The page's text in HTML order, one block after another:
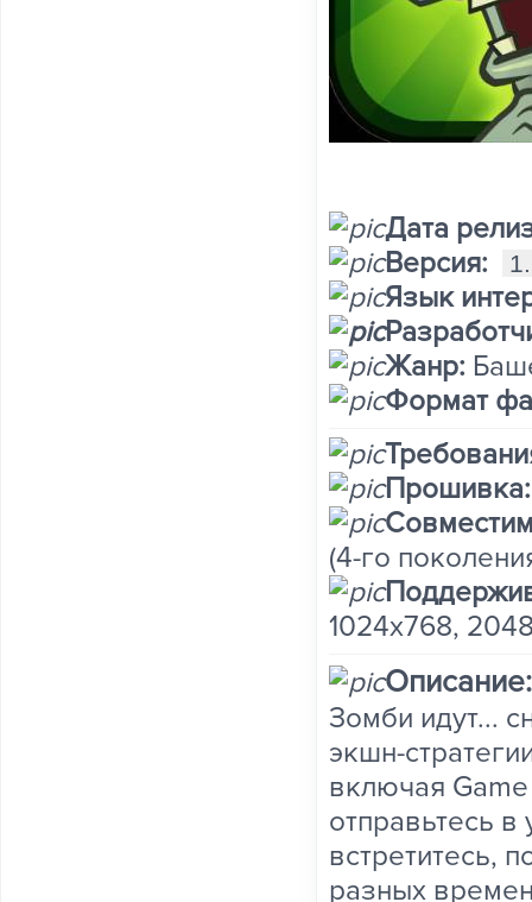
Дата
Версия:
Язык
Жанр:
Формат
Прошивка:
(4-го
1024x768,
Описание:
Зомби идут...
экшн-
включая
отправьтесь
встретитесь,
разных